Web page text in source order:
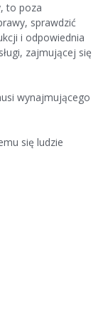
to poza
sprawdzić
i odpowiednia
zajmującej się
wynajmującego
się ludzie